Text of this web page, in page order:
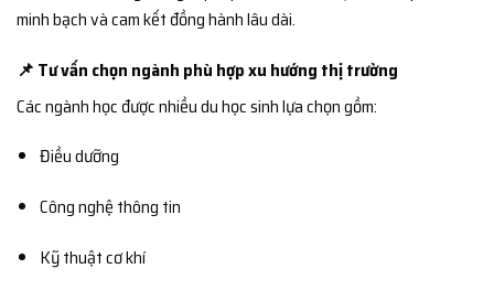
minh bạch và cam kết đồng hành lâu dài.
📌 Tư vấn chọn ngành phù hợp xu hướng thị trường
Các ngành học được nhiều du học sinh lựa chọn gồm:
Điều dưỡng
Công nghệ thông tin
Kỹ thuật cơ khí